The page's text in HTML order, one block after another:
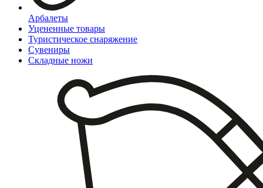
Арбалеты
Уцененные товары
Туристическое снаряжение
Сувениры
Складные ножи